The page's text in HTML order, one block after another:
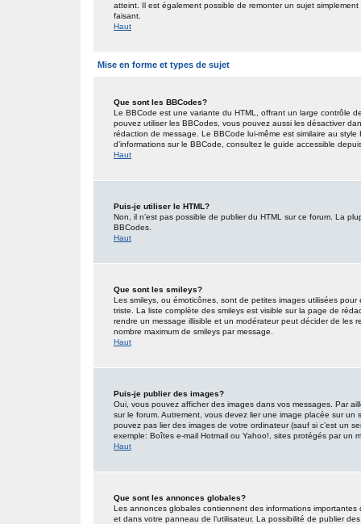
atteint. Il est également possible de remonter un sujet
faisant.
Haut
Mise en forme et types de sujet
Que sont les BBCodes?
Le BBCode est une variante du HTML, offrant un large contrôle
pouvez utiliser les BBCodes, vous pouvez aussi les désactiver
rédaction de message. Le BBCode lui-même est similaire au
d’informations sur le BBCode, consultez le guide accessible
Haut
Puis-je utiliser le HTML?
Non, il n’est pas possible de publier du HTML sur ce forum. La
BBCodes.
Haut
Que sont les smileys?
Les smileys, ou émoticônes, sont de petites images utilisées
triste. La liste complète des smileys est visible sur la page de
rendre un message illisible et un modérateur peut décider de les
nombre maximum de smileys par message.
Haut
Puis-je publier des images?
Oui, vous pouvez afficher des images dans vos messages. Par
sur le forum. Autrement, vous devez lier une image placée sur
pouvez pas lier des images de votre ordinateur (sauf si c’est un
exemple: Boîtes e-mail Hotmail ou Yahoo!, sites protégés par un
Haut
Que sont les annonces globales?
Les annonces globales contiennent des informations
et dans votre panneau de l’utilisateur. La possibilité de publier